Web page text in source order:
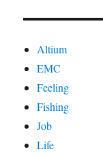
Altium
EMC
Feeling
Fishing
Job
Life